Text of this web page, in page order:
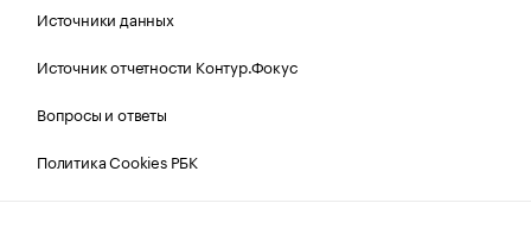
Источники данных
Источник отчетности Контур.Фокус
Вопросы и ответы
Политика Cookies РБК